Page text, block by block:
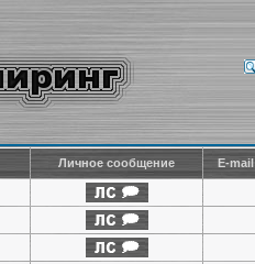
Личное сообщение E-